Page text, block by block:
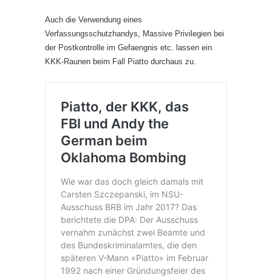
Auch die Verwendung eines
Verfassungsschutzhandys, Massive Privilegien bei
der Postkontrolle im Gefaengnis etc. lassen ein
KKK-Raunen beim Fall Piatto durchaus zu.